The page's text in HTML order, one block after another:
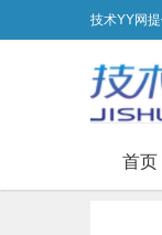
技术YY网
首页